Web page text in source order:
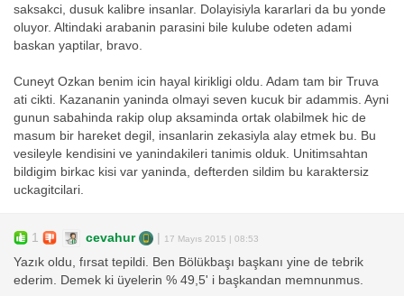
saksakci, dusuk kalibre insanlar. Dolayisiyla kararlari da bu yonde
oluyor. Altindaki arabanin parasini bile kulube odeten adami
baskan yaptilar, bravo.
Cuneyt Ozkan benim icin hayal kirikligi oldu. Adam tam bir Truva
ati cikti. Kazananin yaninda olmayi seven kucuk bir adammis. Ayni
gunun sabahinda rakip olup aksaminda ortak olabilmek hic de
masum bir hareket degil, insanlarin zekasiyla alay etmek bu. Bu
vesileyle kendisini ve yanindakileri tanimis olduk. Unitimsahtan
bildigim birkac kisi var yaninda, defterden sildim bu karaktersiz
uckagitcilari.
1 cevahur 17 Mayıs 2015 | 08:53
Yazık oldu, fırsat tepildi. Ben Bölükbaşı başkanı yine de tebrik
ederim. Demek ki üyelerin % 49,5' i başkandan memnunmus.